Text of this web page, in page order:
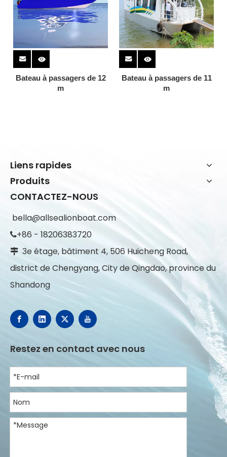
Bateau à passagers de 12
m
Bateau à passagers de 11
m
Liens rapides
Produits
CONTACTEZ-NOUS
bella@allsealionboat.com
+86 - 18206383720
 3e étage, bâtiment 4, 506 Huicheng Road,
district de Chengyang, City de Qingdao, province du
Shandong
Restez en contact avec nous